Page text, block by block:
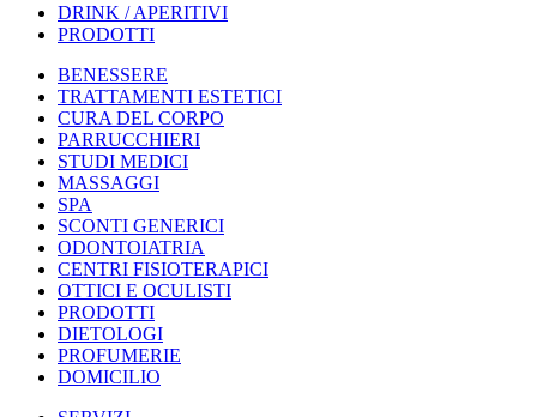
DRINK / APERITIVI
PRODOTTI
BENESSERE
TRATTAMENTI ESTETICI
CURA DEL CORPO
PARRUCCHIERI
STUDI MEDICI
MASSAGGI
SPA
SCONTI GENERICI
ODONTOIATRIA
CENTRI FISIOTERAPICI
OTTICI E OCULISTI
PRODOTTI
DIETOLOGI
PROFUMERIE
DOMICILIO